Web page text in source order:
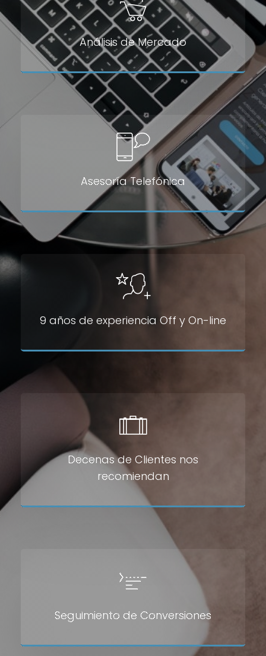
Análisis de Mercado
Asesoría Telefónica
9 años de experiencia Off y On-line
Decenas de Clientes nos
recomiendan
Seguimiento de Conversiones